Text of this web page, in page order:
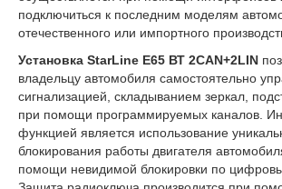
подключиться к последним моделям
отечественного или импортного
Установка StarLine E65 ВТ 2CAN+2LIN
владельцу автомобиля самостоятельно
сигнализацией, складыванием зеркал,
при помощи программируемых каналов.
функцией является использование
блокирования работы двигателя
помощи невидимой блокировки по